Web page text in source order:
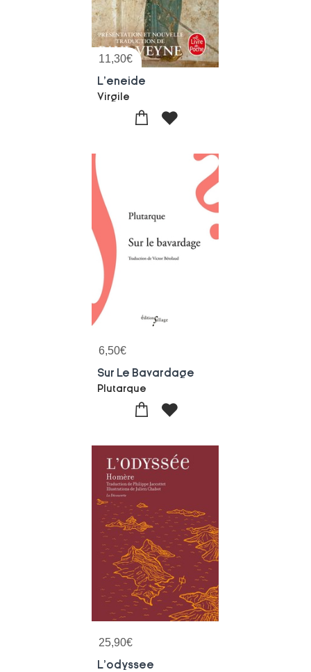
11,30€
L'eneide
Virgile
6,50€
Sur Le Bavardage
Plutarque
25,90€
L'odyssee